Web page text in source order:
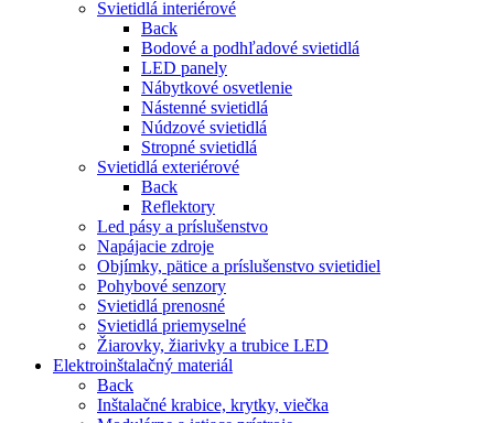
Svietidlá interiérové
Back
Bodové a podhľadové svietidlá
LED panely
Nábytkové osvetlenie
Nástenné svietidlá
Núdzové svietidlá
Stropné svietidlá
Svietidlá exteriérové
Back
Reflektory
Led pásy a príslušenstvo
Napájacie zdroje
Objímky, pätice a príslušenstvo svietidiel
Pohybové senzory
Svietidlá prenosné
Svietidlá priemyselné
Žiarovky, žiarivky a trubice LED
Elektroinštalačný materiál
Back
Inštalačné krabice, krytky, viečka